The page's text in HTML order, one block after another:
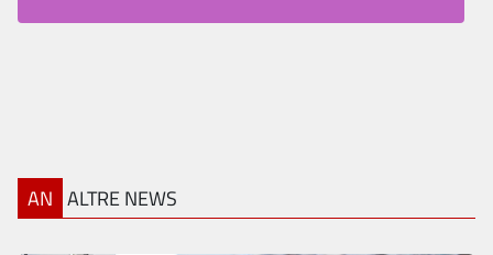
AN ALTRE NEWS